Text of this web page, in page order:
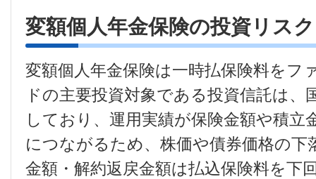
変額個人年金保険の投資リス
変額個人年金保険は一時払保険料をフ
ドの主要投資対象である投資信託は、
しており、運用実績が保険金額や積立
につながるため、株価や債券価格の下
金額・解約返戻金額は払込保険料を下